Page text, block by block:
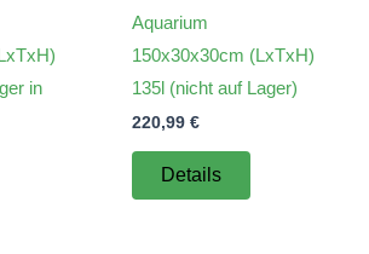
in
Aquarium
150x30x30cm (LxTxH)
135l (nicht auf Lager)
220,99 €
Details